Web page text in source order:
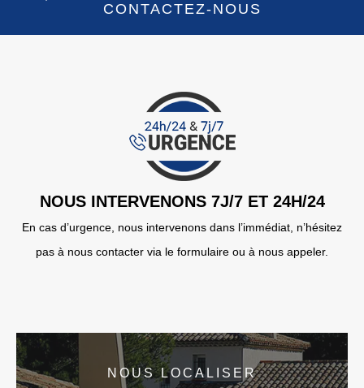
CONTACTEZ-NOUS
NOUS INTERVENONS 7J/7 ET 24H/24
En cas d’urgence, nous intervenons dans l’immédiat, n’hésitez
pas à nous contacter via le formulaire ou à nous appeler.
NOUS LOCALISER